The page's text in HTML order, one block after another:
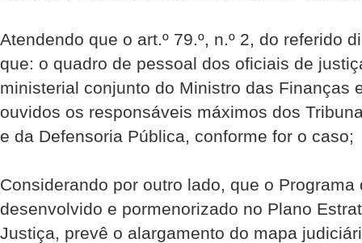
Atendendo que o art.º 79.º, n.º 2, do referido
que: o quadro de pessoal dos oficiais de
ministerial conjunto do Ministro das Finanças
ouvidos os responsáveis máximos dos
e da Defensoria Pública, conforme for o caso;
Considerando por outro lado, que o Programa
desenvolvido e pormenorizado no Plano
Justiça, prevê o alargamento do mapa